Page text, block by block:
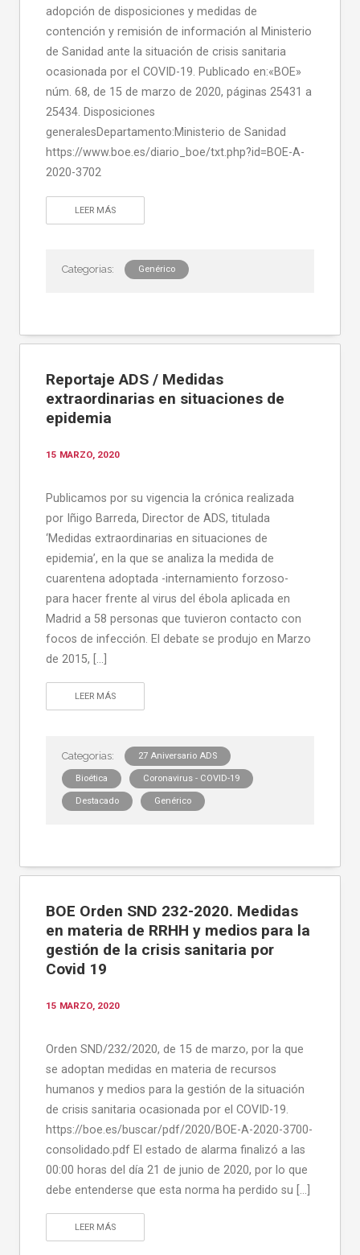
adopción de disposiciones y medidas de
contención y remisión de información al Ministerio
de Sanidad ante la situación de crisis sanitaria
ocasionada por el COVID-19. Publicado en:«BOE»
núm. 68, de 15 de marzo de 2020, páginas 25431 a
25434. Disposiciones
generalesDepartamento:Ministerio de Sanidad
https://www.boe.es/diario_boe/txt.php?id=BOE-A-
2020-3702
LEER MÁS
Genérico
Reportaje ADS / Medidas
extraordinarias en situaciones de
epidemia
15 MARZO, 2020
Publicamos por su vigencia la crónica realizada
por Iñigo Barreda, Director de ADS, titulada
‘Medidas extraordinarias en situaciones de
epidemia’, en la que se analiza la medida de
cuarentena adoptada -internamiento forzoso-
para hacer frente al virus del ébola aplicada en
Madrid a 58 personas que tuvieron contacto con
focos de infección. El debate se produjo en Marzo
de 2015, […]
LEER MÁS
27 Aniversario ADS
Bioética Coronavirus - COVID-19
Destacado Genérico
BOE Orden SND 232-2020. Medidas
en materia de RRHH y medios para la
gestión de la crisis sanitaria por
Covid 19
15 MARZO, 2020
Orden SND/232/2020, de 15 de marzo, por la que
se adoptan medidas en materia de recursos
humanos y medios para la gestión de la situación
de crisis sanitaria ocasionada por el COVID-19.
https://boe.es/buscar/pdf/2020/BOE-A-2020-3700-
consolidado.pdf El estado de alarma finalizó a las
00:00 horas del día 21 de junio de 2020, por lo que
debe entenderse que esta norma ha perdido su […]
LEER MÁS